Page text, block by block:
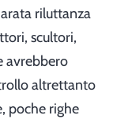
riluttanza
scultori,
avrebbero
altrettanto
poche righe